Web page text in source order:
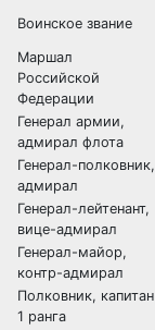
Воинское звание
Маршал
Российской
Федерации
Генерал армии,
адмирал флота
Генерал-полковник,
адмирал
Генерал-лейтенант,
вице-адмирал
Генерал-майор,
контр-адмирал
Полковник, капитан
1 ранга